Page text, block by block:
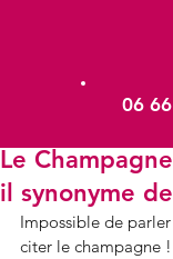
06
Le
il synonyme
Impossible de
citer le champagne